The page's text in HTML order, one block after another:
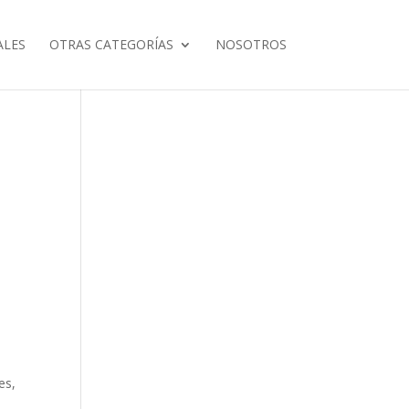
OTRAS CATEGORÍAS NOSOTROS